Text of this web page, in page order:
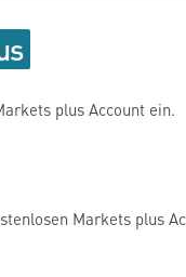
plus Account ein.
Markets plus